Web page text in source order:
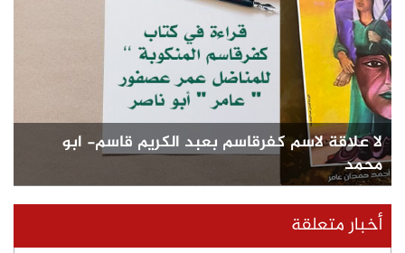
لا علاقة لاسم كفرقاسم بعبد الكريم قاسم- ابو
محمد
أخبار متعلقة